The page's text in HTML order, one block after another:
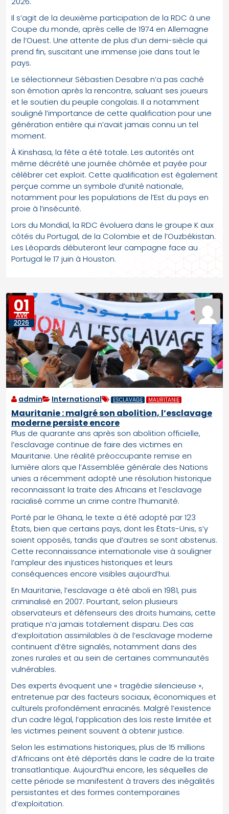
Il s’agit de la deuxième participation de la RDC à une
Coupe du monde, après celle de 1974 en Allemagne
de l’Ouest. Une attente de plus d’un demi-siècle qui
prend fin, suscitant une immense joie dans tout le
pays.
Le sélectionneur Sébastien Desabre n’a pas caché
son émotion après la rencontre, saluant ses joueurs
et le soutien du peuple congolais. Il a notamment
souligné l’importance de cette qualification pour une
génération entière qui n’avait jamais connu un tel
moment.
À Kinshasa, la fête a été totale. Les autorités ont
même décrété une journée chômée et payée pour
célébrer cet exploit. Cette qualification est également
perçue comme un symbole d’unité nationale,
notamment pour les populations de l’Est du pays en
proie à l’insécurité.
Lors du Mondial, la RDC évoluera dans le groupe K aux
côtés du Portugal, de la Colombie et de l’Ouzbékistan.
Les Léopards débuteront leur campagne face au
Portugal le 17 juin à Houston.
01
AVR
2026
admin International ESCLAVAGE MAURITANIE
Mauritanie : malgré son abolition, l’esclavage
moderne persiste encore
Plus de quarante ans après son abolition officielle,
l’esclavage continue de faire des victimes en
Mauritanie. Une réalité préoccupante remise en
lumière alors que l’Assemblée générale des Nations
unies a récemment adopté une résolution historique
reconnaissant la traite des Africains et l’esclavage
racialisé comme un crime contre l’humanité.
Porté par le Ghana, le texte a été adopté par 123
États, bien que certains pays, dont les États-Unis, s’y
soient opposés, tandis que d’autres se sont abstenus.
Cette reconnaissance internationale vise à souligner
l’ampleur des injustices historiques et leurs
conséquences encore visibles aujourd’hui.
En Mauritanie, l’esclavage a été aboli en 1981, puis
criminalisé en 2007. Pourtant, selon plusieurs
observateurs et défenseurs des droits humains, cette
pratique n’a jamais totalement disparu. Des cas
d’exploitation assimilables à de l’esclavage moderne
continuent d’être signalés, notamment dans des
zones rurales et au sein de certaines communautés
vulnérables.
Des experts évoquent une « tragédie silencieuse »,
entretenue par des facteurs sociaux, économiques et
culturels profondément enracinés. Malgré l’existence
d’un cadre légal, l’application des lois reste limitée et
les victimes peinent souvent à obtenir justice.
Selon les estimations historiques, plus de 15 millions
d’Africains ont été déportés dans le cadre de la traite
transatlantique. Aujourd’hui encore, les séquelles de
cette période se manifestent à travers des inégalités
persistantes et des formes contemporaines
d’exploitation.